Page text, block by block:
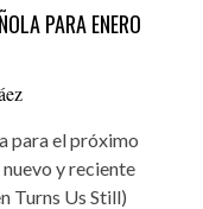
PARA ENERO
para el próximo
y reciente
Turns Us Still)